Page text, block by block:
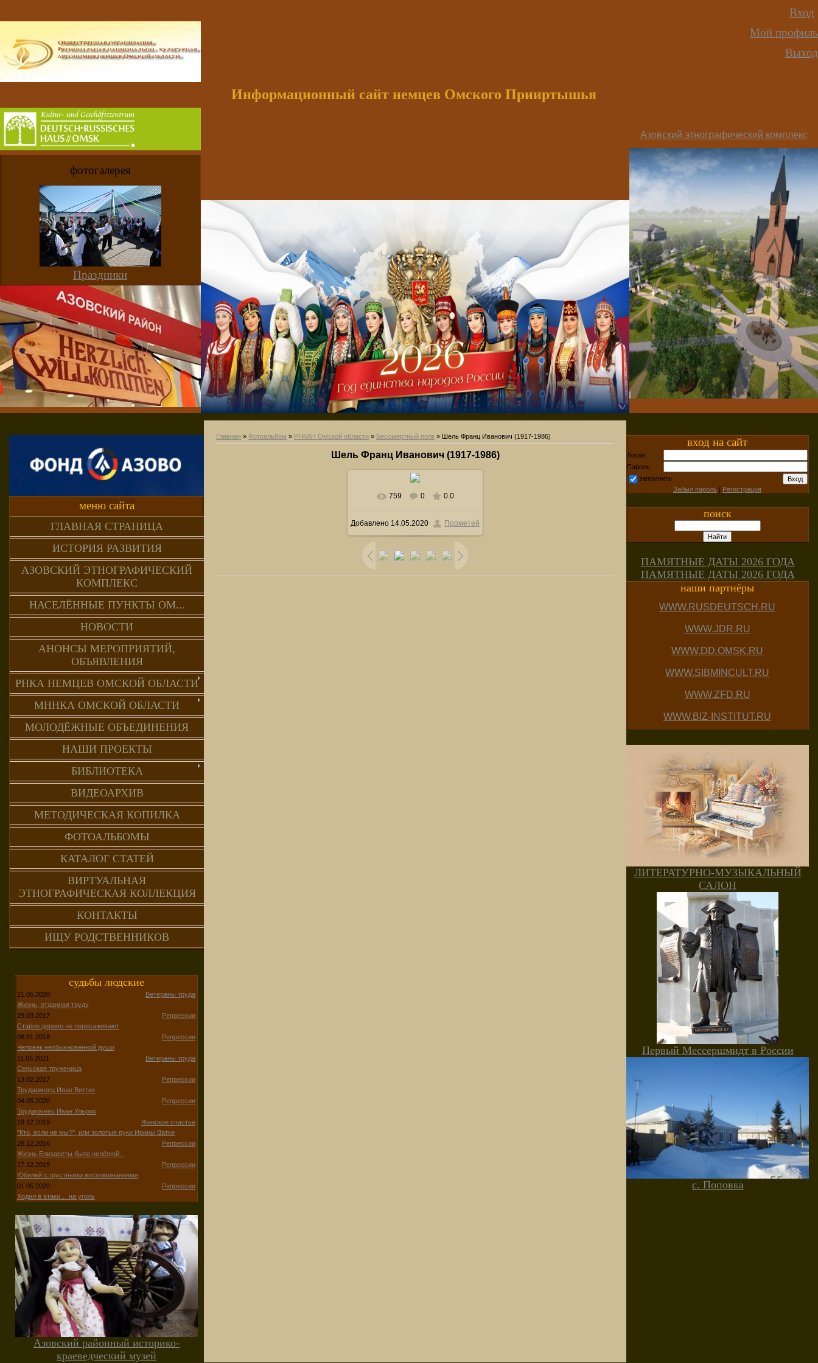
Вход
Мой профиль
Выход
фотогалерея
Праздники
Информационный сайт немцев Омского Прииртышья
Азовский этнографический комплекс
меню сайта
ГЛАВНАЯ СТРАНИЦА
ИСТОРИЯ РАЗВИТИЯ
АЗОВСКИЙ ЭТНОГРАФИЧЕСКИЙ
КОМПЛЕКС
НАСЕЛЁННЫЕ ПУНКТЫ ОМ...
НОВОСТИ
АНОНСЫ МЕРОПРИЯТИЙ,
ОБЪЯВЛЕНИЯ
РНКА НЕМЦЕВ ОМСКОЙ ОБЛАСТИ
МННКА ОМСКОЙ ОБЛАСТИ
МОЛОДЁЖНЫЕ ОБЪЕДИНЕНИЯ
НАШИ ПРОЕКТЫ
БИБЛИОТЕКА
ВИДЕОАРХИВ
МЕТОДИЧЕСКАЯ КОПИЛКА
ФОТОАЛЬБОМЫ
КАТАЛОГ СТАТЕЙ
ВИРТУАЛЬНАЯ
ЭТНОГРАФИЧЕСКАЯ КОЛЛЕКЦИЯ
КОНТАКТЫ
ИЩУ РОДСТВЕННИКОВ
судьбы людские
21.05.2020
Ветераны труда
Жизнь, отданная труду
29.03.2017
Репрессии
Старое дерево не пересаживают
06.01.2018
Репрессии
Человек необыкновенной души
11.06.2021
Ветераны труда
Сельская труженица
13.02.2017
Репрессии
Трудармеец Иван Виттих
04.05.2020
Репрессии
Трудармеец Иван Ульрих
19.12.2019
Женское счастье
"Кто, если не мы?", или золотые руки Ирины Ватке
28.12.2016
Репрессии
Жизнь Елизаветы была нелёгкой...
17.12.2019
Репрессии
Юбилей с грустными воспоминаниями
01.05.2020
Репрессии
Ходил в атаки… на уголь
Азовский районный историко-
краеведческий музей
Главная » Фотоальбом » РНКАН Омской области » Бессмертный полк » Шель Франц Иванович (1917-1986)
Шель Франц Иванович (1917-1986)
В реальном размере 428x640
80.0Kb
759 0 0.0
Добавлено 14.05.2020 Прометей
вход на сайт
Логин:
Пароль:
запомнить
Забыл пароль | Регистрация
поиск
ПАМЯТНЫЕ ДАТЫ 2026 ГОДА
ПАМЯТНЫЕ ДАТЫ 2026 ГОДА
наши партнёры
WWW.RUSDEUTSCH.RU
WWW.JDR.RU
WWW.DD.OMSK.RU
WWW.SIBMINCULT.RU
WWW.ZFD.RU
WWW.BIZ-INSTITUT.RU
ЛИТЕРАТУРНО-МУЗЫКАЛЬНЫЙ
САЛОН
Первый Мессершмидт в России
с. Поповка